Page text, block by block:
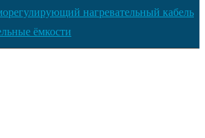
нагревательный кабель
ёмкости